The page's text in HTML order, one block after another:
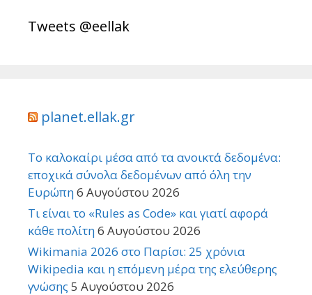
Tweets @eellak
planet.ellak.gr
Το καλοκαίρι μέσα από τα ανοικτά δεδομένα:
εποχικά σύνολα δεδομένων από όλη την
Ευρώπη6 Αυγούστου 2026
Τι είναι το «Rules as Code» και γιατί αφορά
κάθε πολίτη6 Αυγούστου 2026
Wikimania 2026 στο Παρίσι: 25 χρόνια
Wikipedia και η επόμενη μέρα της ελεύθερης
γνώσης 5 Αυγούστου 2026